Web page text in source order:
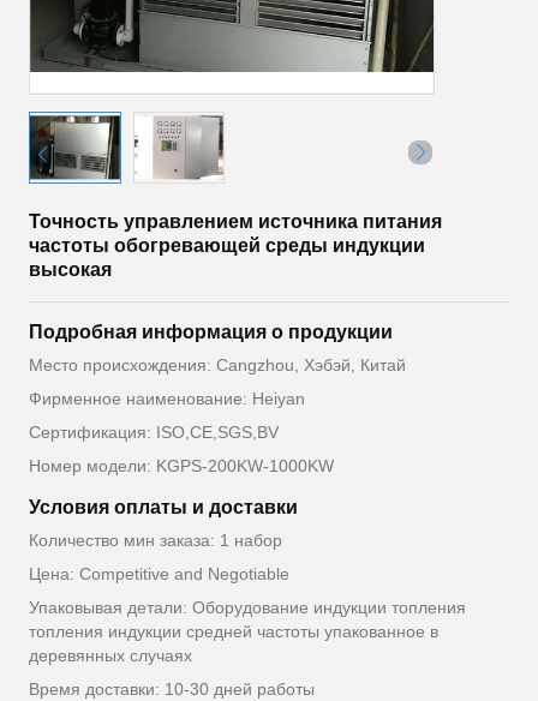
Точность управлением источника питания
частоты обогревающей среды индукции
высокая
Подробная информация о продукции
Место происхождения: Cangzhou, Хэбэй, Китай
Фирменное наименование: Heiyan
Сертификация: ISO,CE,SGS,BV
Номер модели: KGPS-200KW-1000KW
Условия оплаты и доставки
Количество мин заказа: 1 набор
Цена: Competitive and Negotiable
Упаковывая детали: Оборудование индукции топления
топления индукции средней частоты упакованное в
деревянных случаях
Время доставки: 10-30 дней работы